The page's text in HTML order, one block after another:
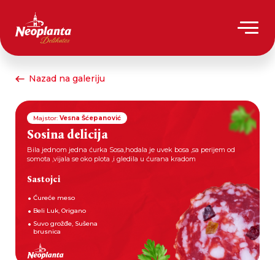
Nazad na galeriju
Majstor: Vesna Šćepanović
Sosina delicija
Bila jednom jedna ćurka Sosa,hodala je uvek bosa ,sa perijem od
somota ,vijala se oko plota ,i gledila u ćurana kradom
Sastojci
Ćureće meso
Beli Luk, Origano
Suvo grožđe, Sušena
brusnica